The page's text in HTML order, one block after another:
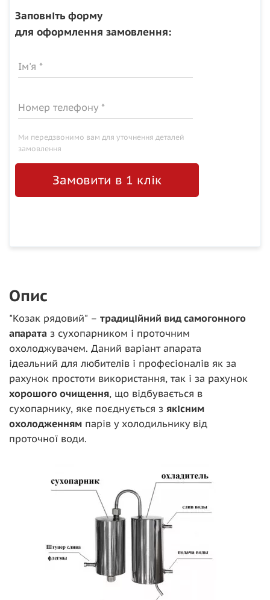
Заповніть форму
для оформлення замовлення:
Ім'я *
Номер телефону *
Ми передзвонимо вам для уточнення деталей
замовлення
Замовити в 1 клік
Опис
"Козак рядовий" – традиційний вид самогонного
апарата з сухопарником і проточним
охолоджувачем. Даний варіант апарата
ідеальний для любителів і професіоналів як за
рахунок простоти використання, так і за рахунок
хорошого очищення, що відбувається в
сухопарнику, яке поєднується з якісним
охолодженням парів у холодильнику від
проточної води.